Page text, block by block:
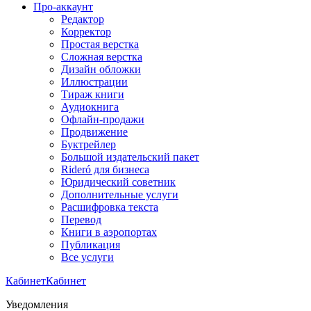
Про-аккаунт
Редактор
Корректор
Простая верстка
Сложная верстка
Дизайн обложки
Иллюстрации
Тираж книги
Аудиокнига
Офлайн-продажи
Продвижение
Буктрейлер
Большой издательский пакет
Rideró для бизнеса
Юридический советник
Дополнительные услуги
Расшифровка текста
Перевод
Книги в аэропортах
Публикация
Все услуги
КабинетКабинет
Уведомления